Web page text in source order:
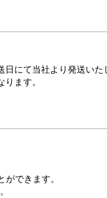
にて当社より発送いた
ます。
できます。